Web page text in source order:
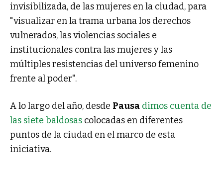
invisibilizada, de las mujeres en la ciudad, para
"visualizar en la trama urbana los derechos
vulnerados, las violencias sociales e
institucionales contra las mujeres y las
múltiples resistencias del universo femenino
frente al poder".
A lo largo del año, desde Pausa dimos cuenta de
las siete baldosas colocadas en diferentes
puntos de la ciudad en el marco de esta
iniciativa.